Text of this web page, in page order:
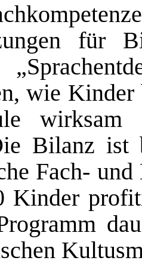
für
wie
wirksam
Bilanz ist
Fach-
Kinder